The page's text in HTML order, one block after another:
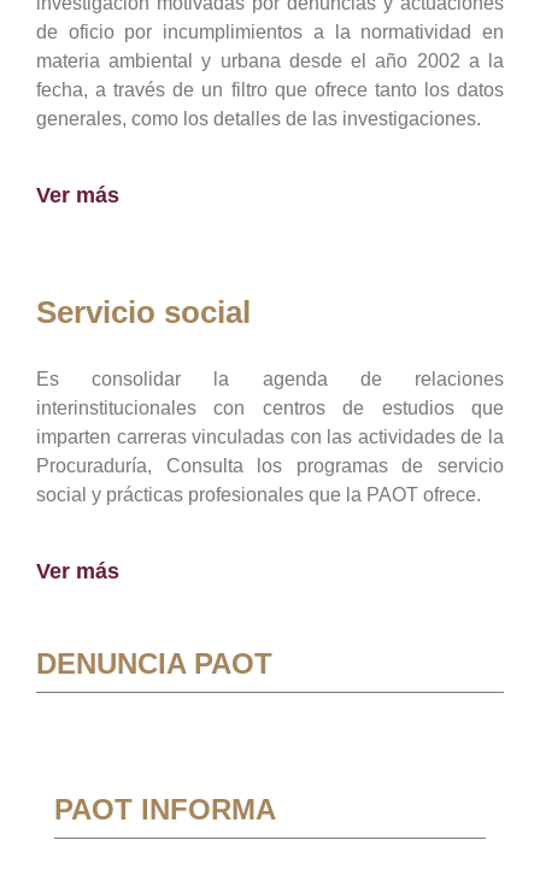
de oficio por incumplimientos a la normatividad en
materia ambiental y urbana desde el año 2002 a la
fecha, a través de un filtro que ofrece tanto los datos
generales, como los detalles de las investigaciones.
Ver más
Servicio social
Es consolidar la agenda de relaciones
interinstitucionales con centros de estudios que
imparten carreras vinculadas con las actividades de la
Procuraduría, Consulta los programas de servicio
social y prácticas profesionales que la PAOT ofrece.
Ver más
DENUNCIA PAOT
PAOT INFORMA